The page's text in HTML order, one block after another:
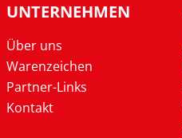
UNTERNEHMEN
Über uns
Warenzeichen
Partner-Links
Kontakt